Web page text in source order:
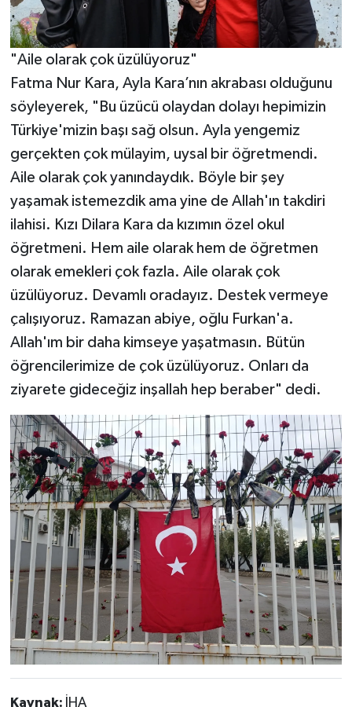
"Aile olarak çok üzülüyoruz"
Fatma Nur Kara, Ayla Kara’nın akrabası olduğunu
söyleyerek, "Bu üzücü olaydan dolayı hepimizin
Türkiye'mizin başı sağ olsun. Ayla yengemiz
gerçekten çok mülayim, uysal bir öğretmendi.
Aile olarak çok yanındaydık. Böyle bir şey
yaşamak istemezdik ama yine de Allah'ın takdiri
ilahisi. Kızı Dilara Kara da kızımın özel okul
öğretmeni. Hem aile olarak hem de öğretmen
olarak emekleri çok fazla. Aile olarak çok
üzülüyoruz. Devamlı oradayız. Destek vermeye
çalışıyoruz. Ramazan abiye, oğlu Furkan'a.
Allah'ım bir daha kimseye yaşatmasın. Bütün
öğrencilerimize de çok üzülüyoruz. Onları da
ziyarete gideceğiz inşallah hep beraber" dedi.
Kaynak: İHA